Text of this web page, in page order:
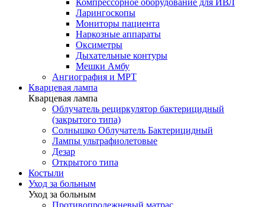
Компрессорное оборудование для ИВЛ
Ларингоскопы
Мониторы пациента
Наркозные аппараты
Оксиметры
Дыхательные контуры
Мешки Амбу
Ангиография и МРТ
Кварцевая лампа
Кварцевая лампа
Облучатель рециркулятор бактерицидный
(закрытого типа)
Солнышко Облучатель Бактерицидный
Лампы ультрафиолетовые
Дезар
Открытого типа
Костыли
Уход за больным
Уход за больным
Противопролежневый матрас